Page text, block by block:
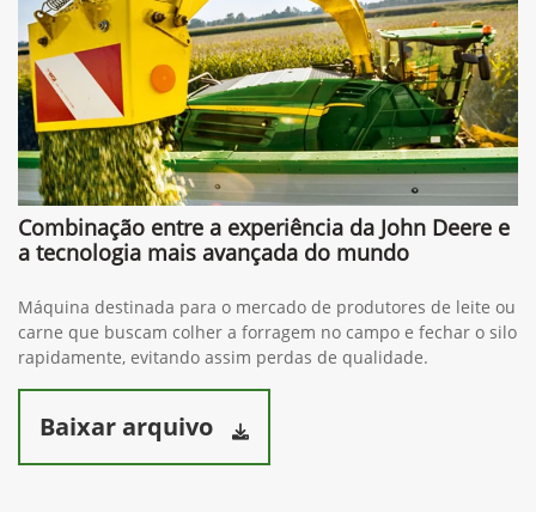
Combinação entre a experiência da John Deere e
a tecnologia mais avançada do mundo
Máquina destinada para o mercado de produtores de leite ou
carne que buscam colher a forragem no campo e fechar o silo
rapidamente, evitando assim perdas de qualidade.
Baixar arquivo